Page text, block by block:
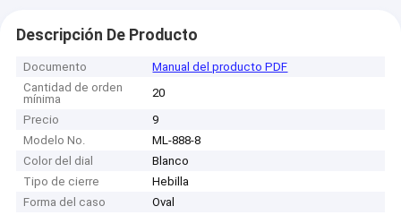
Descripción De Producto
Documento
Manual del producto PDF
Cantidad de orden
mínima
20
Precio
9
Modelo No.
ML-888-8
Color del dial
Blanco
Tipo de cierre
Hebilla
Forma del caso
Oval